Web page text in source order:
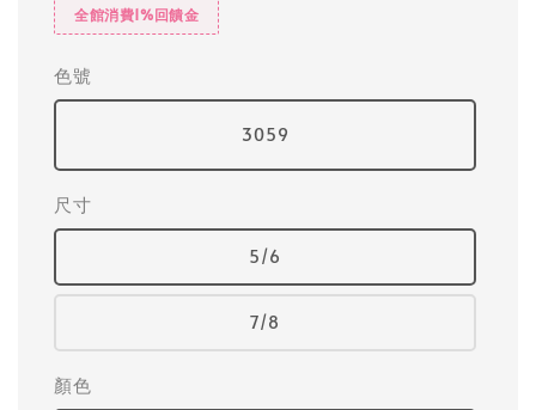
全館消費1%回饋金
色號
3059
尺寸
5/6
7/8
顏色